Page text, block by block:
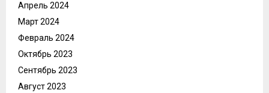
Апрель 2024
Март 2024
Февраль 2024
Октябрь 2023
Сентябрь 2023
Август 2023